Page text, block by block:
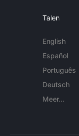
Talen
English
Español
Português
Deutsch
Meer...